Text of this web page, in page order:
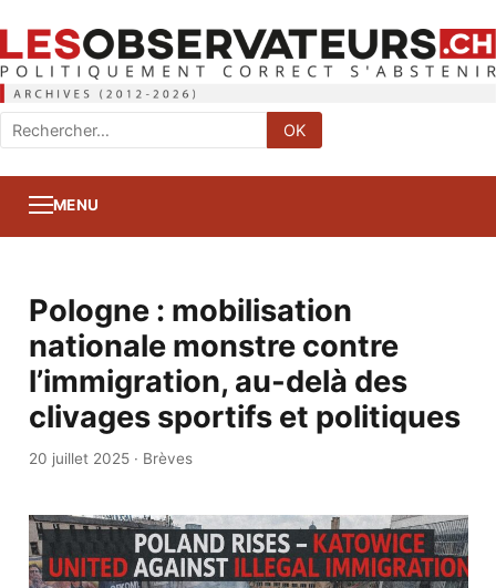
Rechercher
:
OK
MENU
Pologne : mobilisation
nationale monstre contre
l’immigration, au-delà des
clivages sportifs et politiques
20 juillet 2025· Brèves